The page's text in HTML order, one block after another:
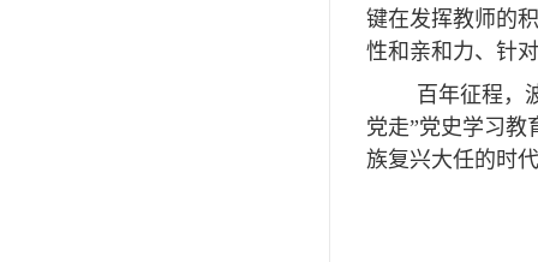
键在发挥教师的
性和亲和力、针
百年征程，
党走”党史学习教
族复兴大任的时